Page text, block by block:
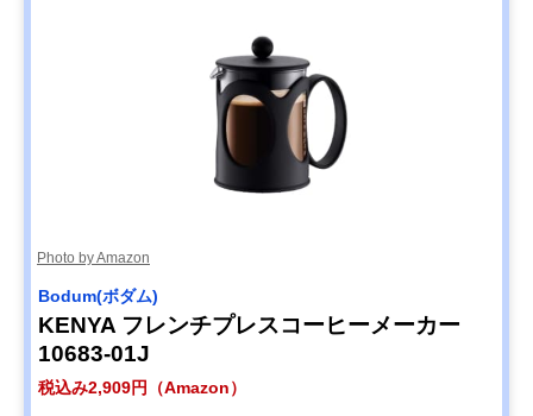
Photo by Amazon
‎Bodum(ボダム)
KENYA フレンチプレスコーヒーメーカー
10683-01J
税込み2,909円（Amazon）